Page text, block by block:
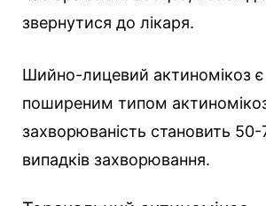
звернутися до лікаря.
Шийно-лицевий актиномікоз
поширеним типом
захворюваність становить 50-
випадків захворювання.